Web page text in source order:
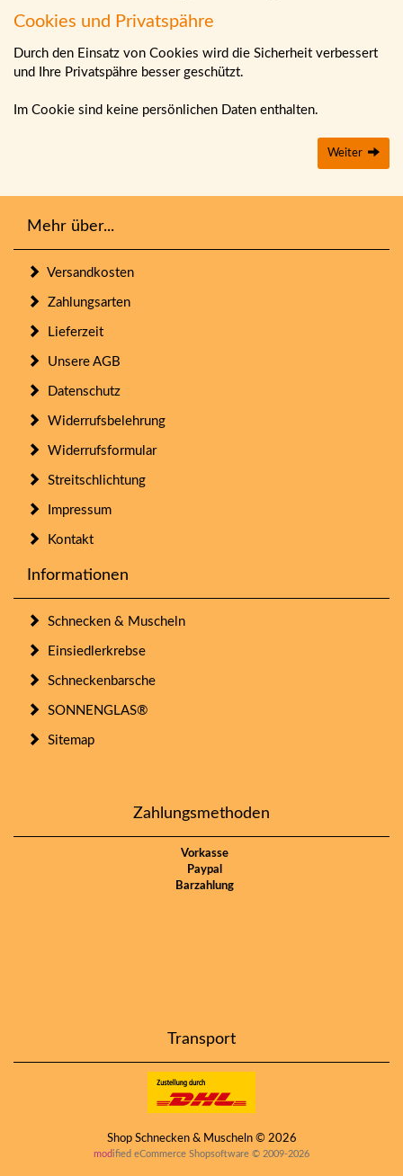
Cookies und Privatspähre
Durch den Einsatz von Cookies wird die Sicherheit verbessert
und Ihre Privatspähre besser geschützt.
Im Cookie sind keine persönlichen Daten enthalten.
Weiter
Mehr über...
Versandkosten
Zahlungsarten
Lieferzeit
Unsere AGB
Datenschutz
Widerrufsbelehrung
Widerrufsformular
Streitschlichtung
Impressum
Kontakt
Informationen
Schnecken & Muscheln
Einsiedlerkrebse
Schneckenbarsche
SONNENGLAS®
Sitemap
Zahlungsmethoden
Vorkasse
Paypal
Barzahlung
Transport
Shop Schnecken & Muscheln © 2026
modified eCommerce Shopsoftware © 2009-2026